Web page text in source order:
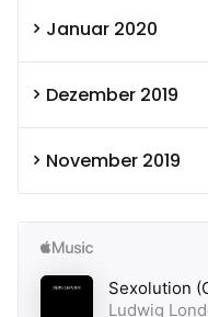
Januar 2020
Dezember 2019
November 2019